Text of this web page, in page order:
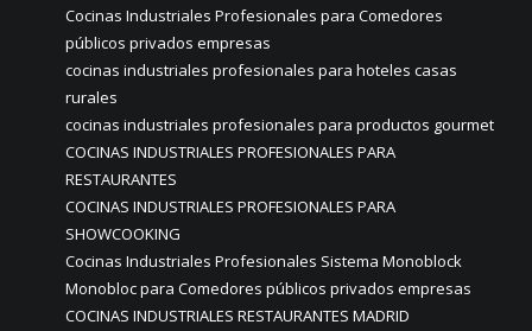
Cocinas Industriales Profesionales para Comedores
públicos privados empresas
cocinas industriales profesionales para hoteles casas
rurales
cocinas industriales profesionales para productos gourmet
COCINAS INDUSTRIALES PROFESIONALES PARA
RESTAURANTES
COCINAS INDUSTRIALES PROFESIONALES PARA
SHOWCOOKING
Cocinas Industriales Profesionales Sistema Monoblock
Monobloc para Comedores públicos privados empresas
COCINAS INDUSTRIALES RESTAURANTES MADRID